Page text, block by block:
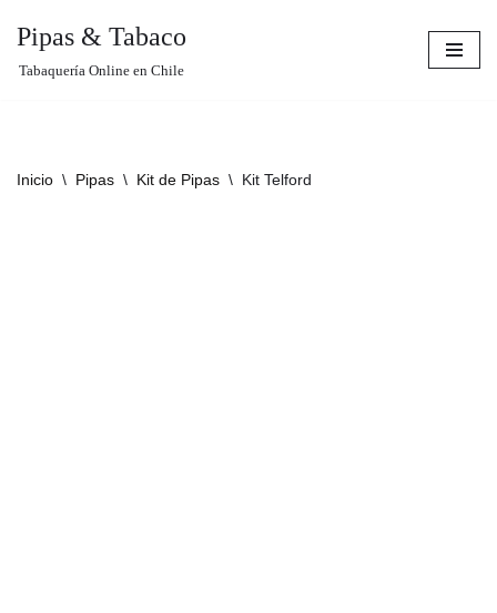
Pipas & Tabaco
Tabaquería Online en Chile
Inicio \ Pipas \ Kit de Pipas \ Kit Telford